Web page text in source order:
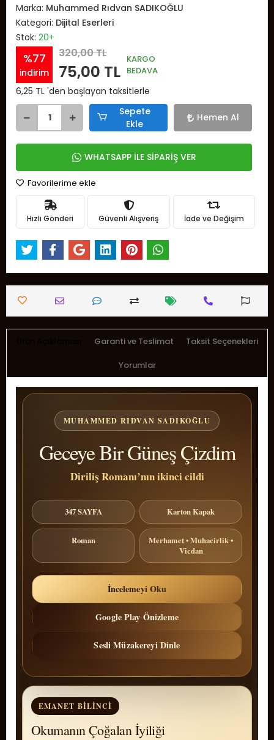
Marka: Muhammed Rıdvan SADIKOĞLU
Kategori: Dijital Eserleri
Stok: 20+
%77
indirim
320,00 TL
75,00 TL
KARGO
BEDAVA
6,25 TL 'den başlayan taksitlerle
Sepete
Ekle
Hemen Al
WHATSAPP İLE SİPARİŞ VER
Favorilerime ekle
Hızlı Gönderi Güvenli Alışveriş İade ve Değişim
Garanti ve Teslimat Taksit Seçenekleri
Yorumlar
MUHAMMED RIDVAN SADIKOĞLU
Geceye Bir Güneş Çizdim
Diriliş Romanı’nın ikinci cildi
347 SAYFA Karton Kapak
Roman
Merhamet • Muhacirlik •
Vicdan
İncelemeyi Oku
Google Play Önizleme
Sesli Müzakereyi Dinle
EMANET BILINCI
Okumanın Çoğalan İyiliği